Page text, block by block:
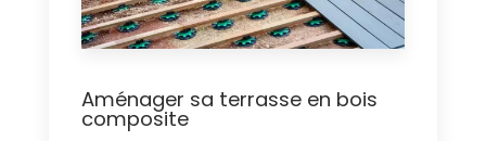
Aménager sa terrasse en bois
composite